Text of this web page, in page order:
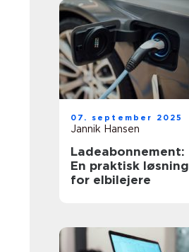
07. september 2025
Jannik Hansen
Ladeabonnement:
En praktisk løsning
for elbilejere